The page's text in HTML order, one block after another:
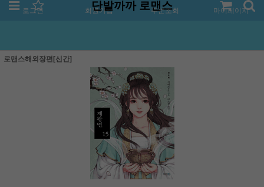
로그인 회원가입 주문조회 마이페이지
단발까까 로맨스
로맨스해외장편[신간]